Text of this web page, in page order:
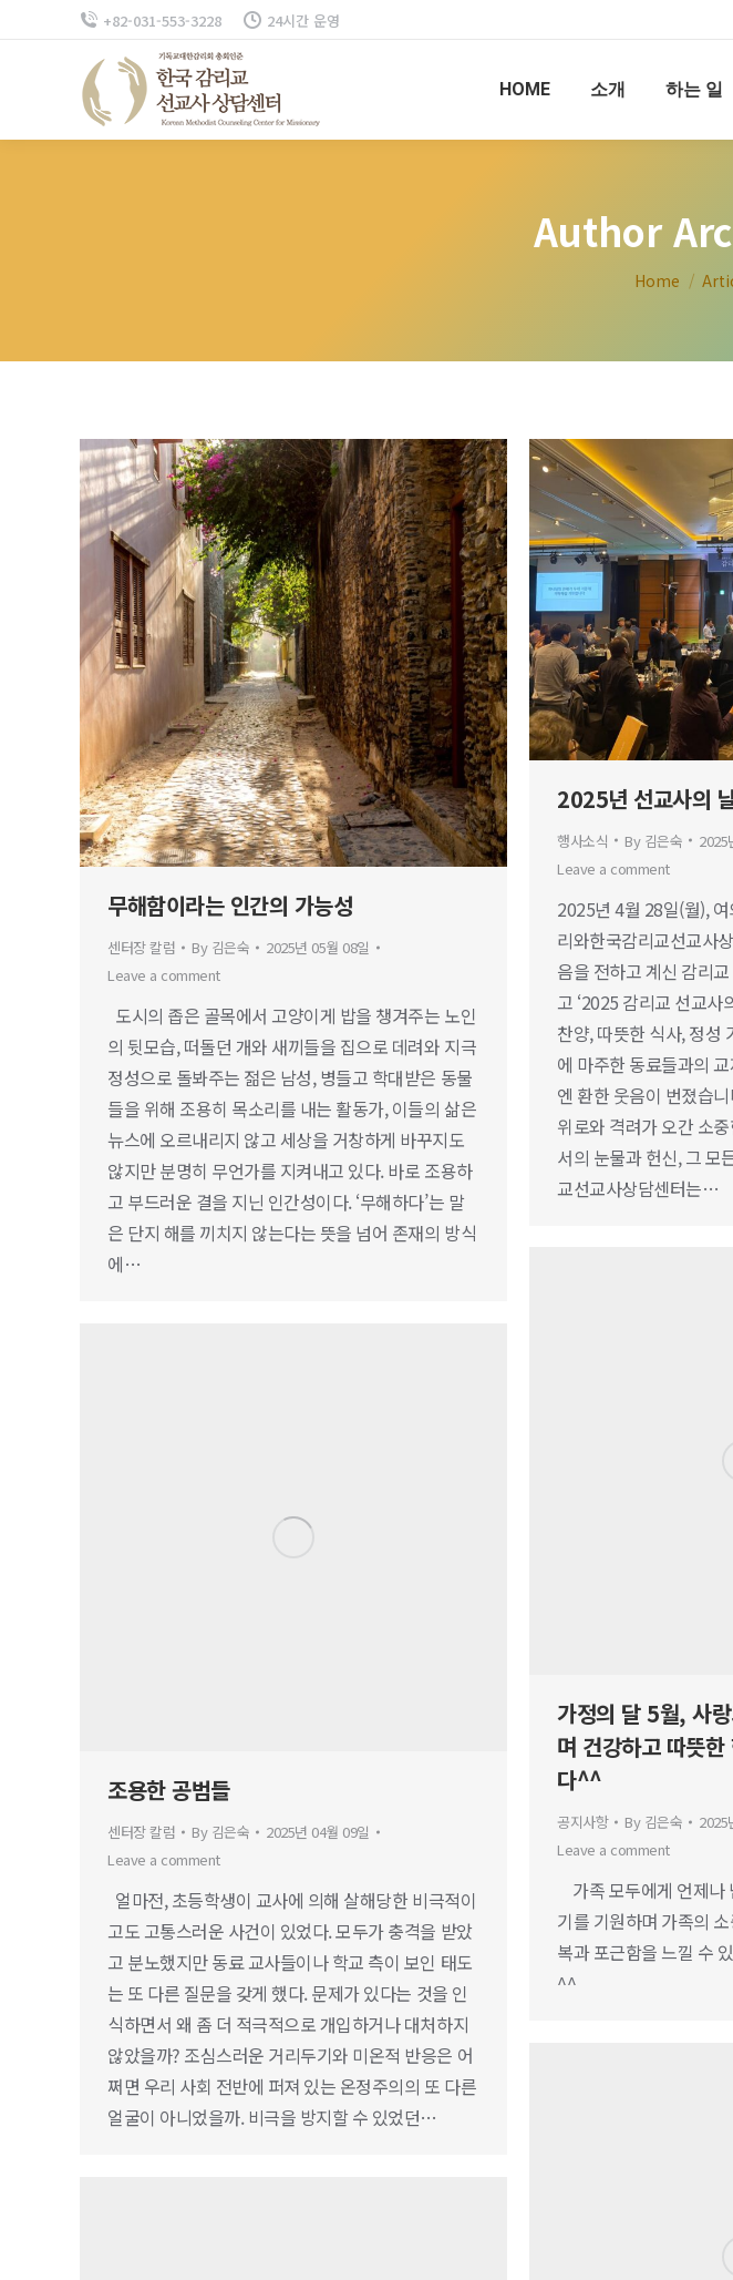
+82-031-553-3228 24시간 운영
HOME 소개 하는 일
Author
You are
Home
무해함이라는 인간의 가능성
센터장 칼럼 By 김은숙
2025년 05월 08일
Leave a comment
도시의 좁은 골목에서 고양이게 밥을 챙겨주는 노인
의 뒷모습, 떠돌던 개와 새끼들을 집으로 데려와 지극
정성으로 돌봐주는 젊은 남성, 병들고 학대받은 동물
들을 위해 조용히 목소리를 내는 활동가, 이들의 삶은
뉴스에 오르내리지 않고 세상을 거창하게 바꾸지도
않지만 분명히 무언가를 지켜내고 있다. 바로 조용하
고 부드러운 결을 지닌 인간성이다. ‘무해하다’는 말
은 단지 해를 끼치지 않는다는 뜻을 넘어 존재의 방식
에…
2025년 선교사의
행사소식 By 김은숙
2025
Leave a comment
2025년 4월 28일(월),
리와한국감리교선교사
음을 전하고 계신 감리
고 ‘2025 감리교 선교사
찬양, 따뜻한 식사, 정성
에 마주한 동료들과의
엔 환한 웃음이 번졌습
위로와 격려가 오간 소
서의 눈물과 헌신, 그 모
교선교사상담센터는…
가정의 달 5월, 사
며 건강하고 따뜻
다^^
공지사항 By 김은숙
2025
Leave a comment
가족 모두에게 언제나
기를 기원하며 가족의
복과 포근함을 느낄 수
^^
조용한 공범들
센터장 칼럼 By 김은숙
2025년 04월 09일
Leave a comment
얼마전, 초등학생이 교사에 의해 살해당한 비극적이
고도 고통스러운 사건이 있었다. 모두가 충격을 받았
고 분노했지만 동료 교사들이나 학교 측이 보인 태도
는 또 다른 질문을 갖게 했다. 문제가 있다는 것을 인
식하면서 왜 좀 더 적극적으로 개입하거나 대처하지
않았을까? 조심스러운 거리두기와 미온적 반응은 어
쩌면 우리 사회 전반에 퍼져 있는 온정주의의 또 다른
얼굴이 아니었을까. 비극을 방지할 수 있었던…